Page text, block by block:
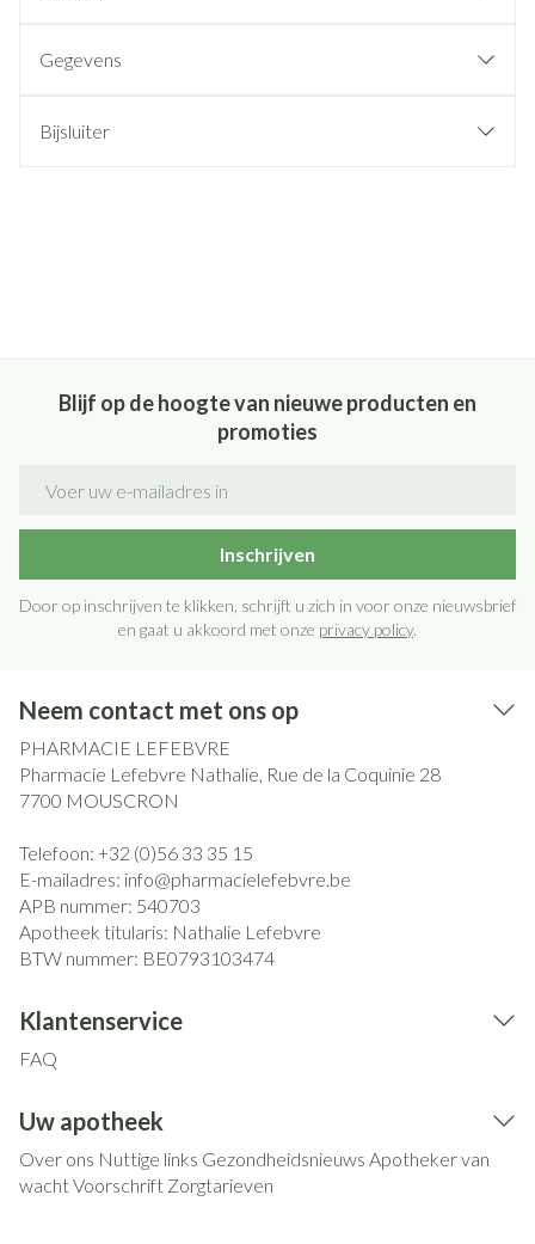
Gegevens
Bijsluiter
Blijf op de hoogte van nieuwe producten en
promoties
Inschrijven
Door op inschrijven te klikken, schrijft u zich in voor onze nieuwsbrief
en gaat u akkoord met onze privacy policy.
Neem contact met ons op
PHARMACIE LEFEBVRE
Pharmacie Lefebvre Nathalie, Rue de la Coquinie 28
7700 MOUSCRON
Telefoon: +32 (0)56 33 35 15
E-mailadres: info@pharmacielefebvre.be
APB nummer: 540703
Apotheek titularis: Nathalie Lefebvre
BTW nummer: BE0793103474
Klantenservice
FAQ
Uw apotheek
Over ons Nuttige links Gezondheidsnieuws Apotheker van
wachtVoorschrift Zorgtarieven